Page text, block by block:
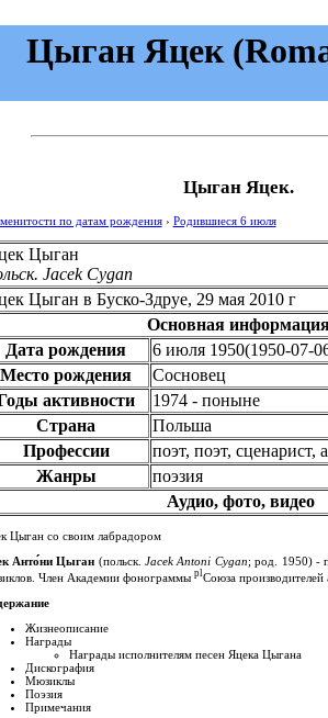
Цыган Яцек
Цыган Яцек.
по датам рождения› Родившиеся 6 июля
Цыган
Jacek Cygan
Цыган в Буско-Здруе, 29 мая 2010 г
Основная
Дата рождения
6 июля 1950(1950-07-
Место рождения
Сосновец
активности
1974 - поныне
Страна
Польша
Профессии
поэт, поэт, сценарист,
Жанры
поэзия
Аудио, фото, видео
Цыган со своим лабрадором
Анто́́ни Цыган (польск.Jacek Antoni Cygan; род. 1950) -
Член Академии фонограммы plСоюза производителей
Жизнеописание
Награды
Награды исполнителям песен Яцека Цыгана
Дискография
Мюзиклы
Поэзия
Примечания